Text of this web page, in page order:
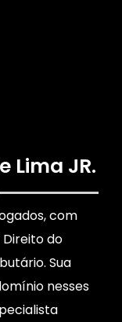
Lima JR.
com
do
Sua
nesses